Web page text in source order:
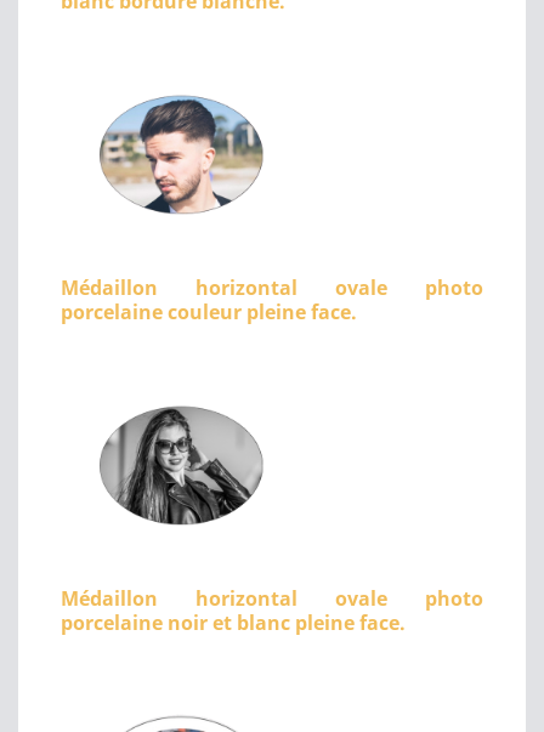
Médaillon horizontal ovale photo
porcelaine couleur pleine face.
Médaillon horizontal ovale photo
porcelaine noir et blanc pleine face.